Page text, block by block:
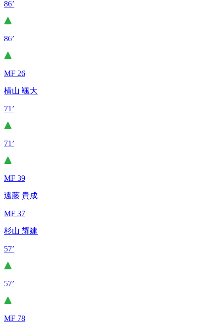
86’
86’
MF 26
横山 颯大
71’
71’
MF 39
遠藤 貴成
MF 37
杉山 耀建
57’
57’
MF 78